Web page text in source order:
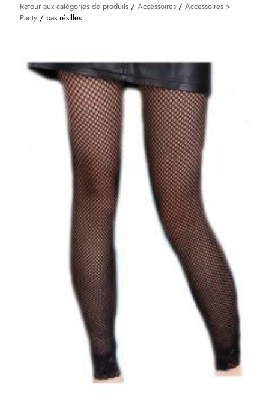
Retour aux catégories de produits / Accessoires / Accessoires >
Panty / bas résilles